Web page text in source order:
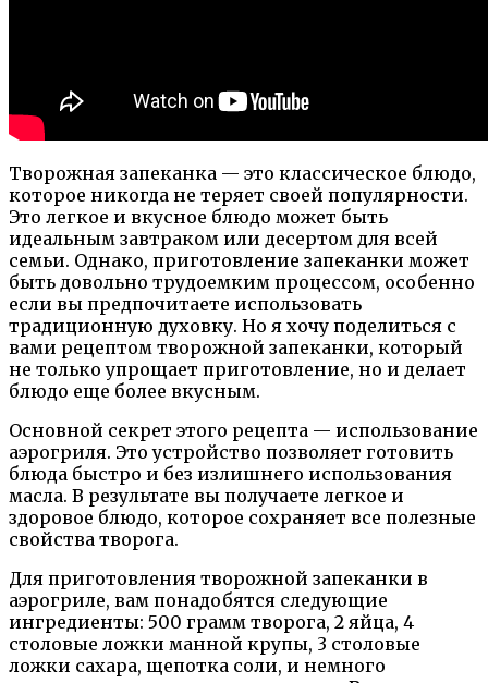
Творожная запеканка — это классическое блюдо,
которое никогда не теряет своей популярности.
Это легкое и вкусное блюдо может быть
идеальным завтраком или десертом для всей
семьи. Однако, приготовление запеканки может
быть довольно трудоемким процессом, особенно
если вы предпочитаете использовать
традиционную духовку. Но я хочу поделиться с
вами рецептом творожной запеканки, который
не только упрощает приготовление, но и делает
блюдо еще более вкусным.
Основной секрет этого рецепта — использование
аэрогриля. Это устройство позволяет готовить
блюда быстро и без излишнего использования
масла. В результате вы получаете легкое и
здоровое блюдо, которое сохраняет все полезные
свойства творога.
Для приготовления творожной запеканки в
аэрогриле, вам понадобятся следующие
ингредиенты: 500 грамм творога, 2 яйца, 4
столовые ложки манной крупы, 3 столовые
ложки сахара, щепотка соли, и немного